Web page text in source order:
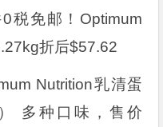
税免邮！Optimum
折后$57.62
Nutrition乳清蛋
多种口味，售价